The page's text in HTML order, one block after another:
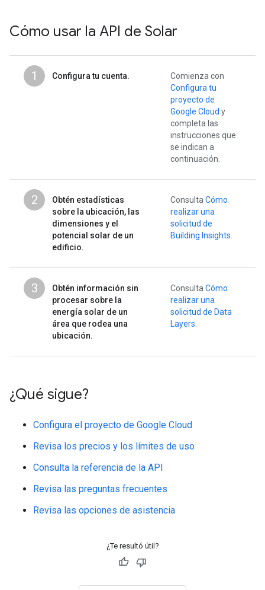
Cómo usar la API de Solar
1 Configura tu cuenta.
Comienza con
Configura tu
proyecto de
Google Cloud y
completa las
instrucciones que
se indican a
continuación.
2
Obtén estadísticas
sobre la ubicación, las
dimensiones y el
potencial solar de un
edificio.
Consulta Cómo
realizar una
solicitud de
Building Insights
3
Obtén información sin
procesar sobre la
energía solar de un
área que rodea una
ubicación.
Consulta Cómo
realizar una
solicitud de Data
Layers
¿Qué sigue?
Configura el proyecto de Google Cloud
Revisa los precios y los límites de uso
Consulta la referencia de la API
Revisa las preguntas frecuentes
Revisa las opciones de asistencia
¿Te resultó útil?